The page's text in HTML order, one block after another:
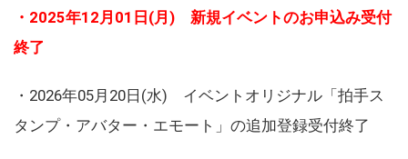
・2025年12月01日(月) 新規イベントのお申込み受付
終了
・2026年05月20日(水) イベントオリジナル「拍手ス
タンプ・アバター・エモート」の追加登録受付終了